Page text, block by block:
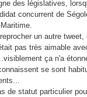
des législatives,
concurrent de
un autre
pas très aimable
ça n'a
se sont
de statut particulier